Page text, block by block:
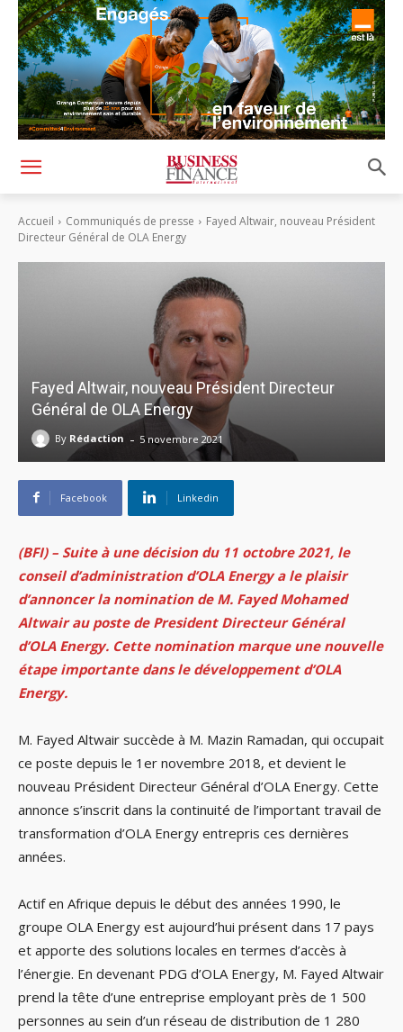
Accueil Communiqués de presse
Fayed Altwair, nouveau Président
Directeur Général de OLA Energy
Fayed Altwair, nouveau Président Directeur
Général de OLA Energy
By Rédaction - 5 novembre 2021
Facebook Linkedin
(BFI) – Suite à une décision du 11 octobre 2021, le
conseil d’administration d’OLA Energy a le plaisir
d’annoncer la nomination de M. Fayed Mohamed
Altwair au poste de President Directeur Général
d’OLA Energy. Cette nomination marque une nouvelle
étape importante dans le développement d’OLA
Energy.
M. Fayed Altwair succède à M. Mazin Ramadan, qui occupait
ce poste depuis le 1er novembre 2018, et devient le
nouveau Président Directeur Général d’OLA Energy. Cette
annonce s’inscrit dans la continuité de l’important travail de
transformation d’OLA Energy entrepris ces dernières
années.
Actif en Afrique depuis le début des années 1990, le
groupe OLA Energy est aujourd’hui présent dans 17 pays
et apporte des solutions locales en termes d’accès à
l’énergie. En devenant PDG d’OLA Energy, M. Fayed Altwair
prend la tête d’une entreprise employant près de 1 500
personnes au sein d’un réseau de distribution de 1 280